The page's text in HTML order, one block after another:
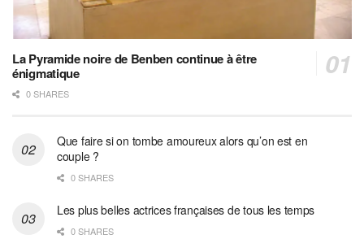
La Pyramide noire de Benben continue à être
énigmatique
0 SHARES
Que faire si on tombe amoureux alors qu’on est en
couple ?
0 SHARES
Les plus belles actrices françaises de tous les temps
0 SHARES